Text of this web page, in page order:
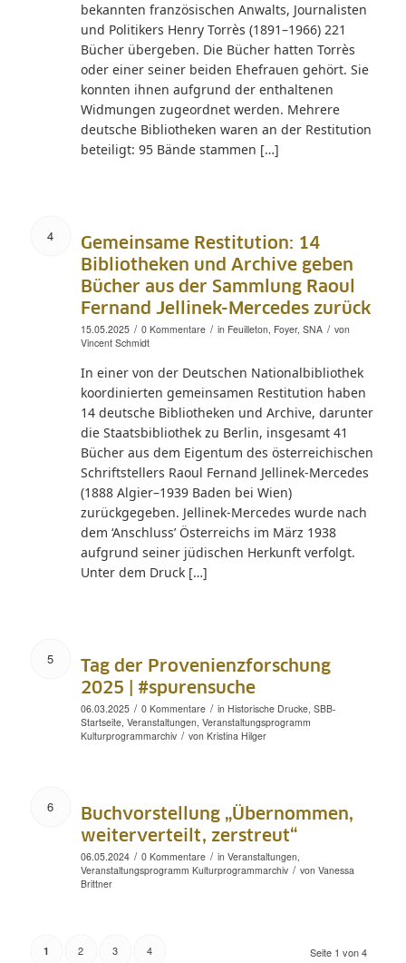
bekannten französischen Anwalts, Journalisten
und Politikers Henry Torrès (1891–1966) 221
Bücher übergeben. Die Bücher hatten Torrès
oder einer seiner beiden Ehefrauen gehört. Sie
konnten ihnen aufgrund der enthaltenen
Widmungen zugeordnet werden. Mehrere
deutsche Bibliotheken waren an der Restitution
beteiligt: 95 Bände stammen […]
4
Gemeinsame Restitution: 14
Bibliotheken und Archive geben
Bücher aus der Sammlung Raoul
Fernand Jellinek-Mercedes zurück
15.05.2025 / 0 Kommentare / in Feuilleton, Foyer, SNA / von
Vincent Schmidt
In einer von der Deutschen Nationalbibliothek
koordinierten gemeinsamen Restitution haben
14 deutsche Bibliotheken und Archive, darunter
die Staatsbibliothek zu Berlin, insgesamt 41
Bücher aus dem Eigentum des österreichischen
Schriftstellers Raoul Fernand Jellinek-Mercedes
(1888 Algier–1939 Baden bei Wien)
zurückgegeben. Jellinek-Mercedes wurde nach
dem ‘Anschluss’ Österreichs im März 1938
aufgrund seiner jüdischen Herkunft verfolgt.
Unter dem Druck […]
5
Tag der Provenienzforschung
2025 | #spurensuche
06.03.2025 / 0 Kommentare / in Historische Drucke, SBB-
Startseite, Veranstaltungen, Veranstaltungsprogramm
Kulturprogrammarchiv / von Kristina Hilger
6
Buchvorstellung „Übernommen,
weiterverteilt, zerstreut“
06.05.2024 / 0 Kommentare / in Veranstaltungen,
Veranstaltungsprogramm Kulturprogrammarchiv / von Vanessa
Brittner
Seite 1 von 4
1 2 3 4